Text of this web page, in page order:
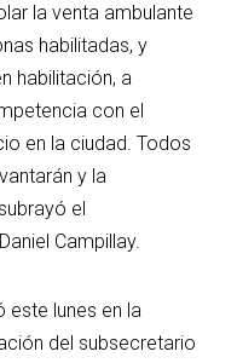
la venta ambulante
habilitadas, y
habilitación, a
con el
en la ciudad. Todos
y la
el
Campillay.
este lunes en la
del subsecretario